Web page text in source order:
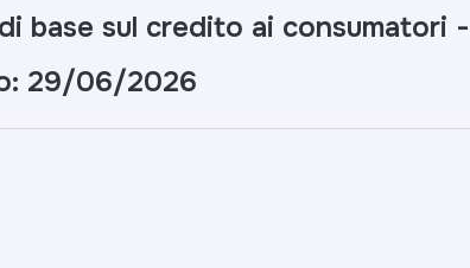
base sul credito ai consumatori -
29/06/2026